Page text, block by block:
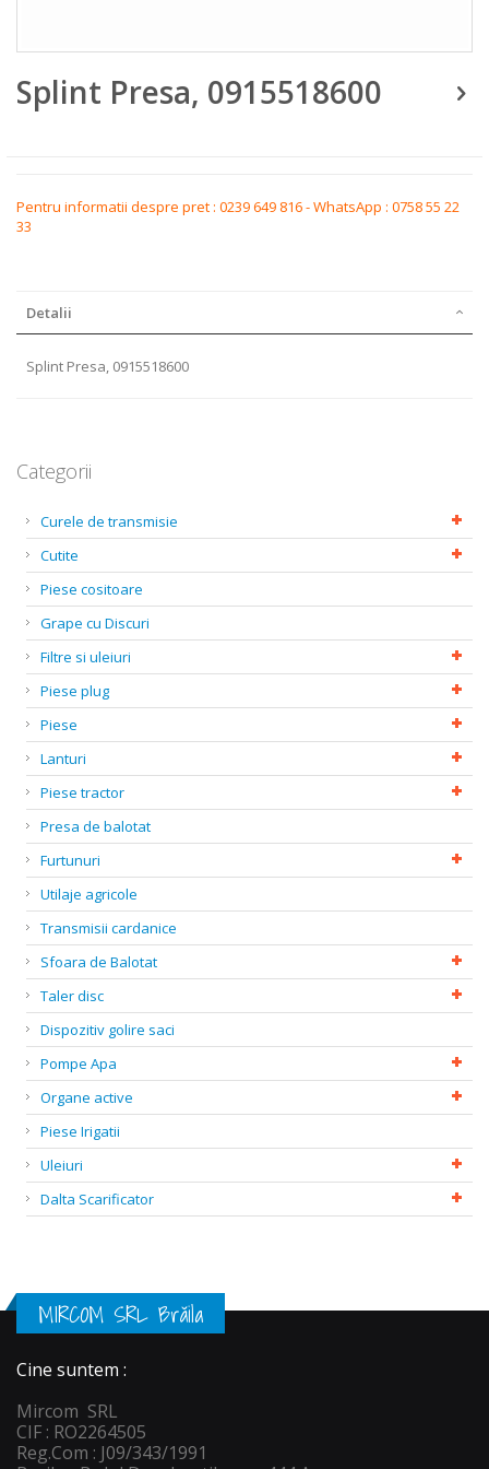
to
the
gallery
Splint Presa, 0915518600
Pentru informatii despre pret : 0239 649 816 - WhatsApp : 0758 55 22
33
Detalii
Splint Presa, 0915518600
Categorii
Curele de transmisie
Cutite
Piese cositoare
Grape cu Discuri
Filtre si uleiuri
Piese plug
Piese
Lanturi
Piese tractor
Presa de balotat
Furtunuri
Utilaje agricole
Transmisii cardanice
Sfoara de Balotat
Taler disc
Dispozitiv golire saci
Pompe Apa
Organe active
Piese Irigatii
Uleiuri
Dalta Scarificator
MIRCOM SRL Brăila
Cine suntem :
Mircom SRL
CIF : RO2264505
Reg.Com : J09/343/1991